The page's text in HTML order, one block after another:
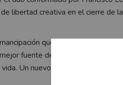
libertad creativa en el cierre de
que como pareja
fuente de inspiración para
Un nuevo motor que